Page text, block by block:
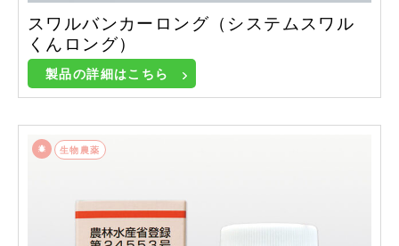
スワルバンカーロング（システムスワル
くんロング）
製品の詳細はこちら
生物農薬